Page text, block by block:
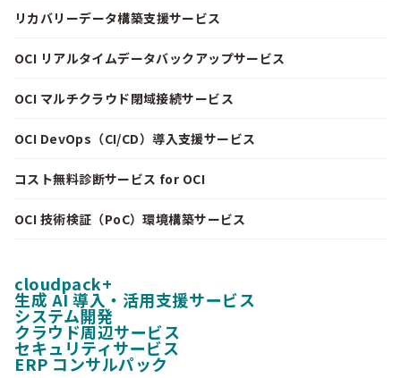
リカバリーデータ構築支援サービス
OCI リアルタイムデータバックアップサービス
OCI マルチクラウド閉域接続サービス
OCI DevOps（CI/CD）導入支援サービス
コスト無料診断サービス for OCI
OCI 技術検証（PoC）環境構築サービス
cloudpack+
生成 AI 導入・活用支援サービス
システム開発
クラウド周辺サービス
セキュリティサービス
ERP コンサルパック